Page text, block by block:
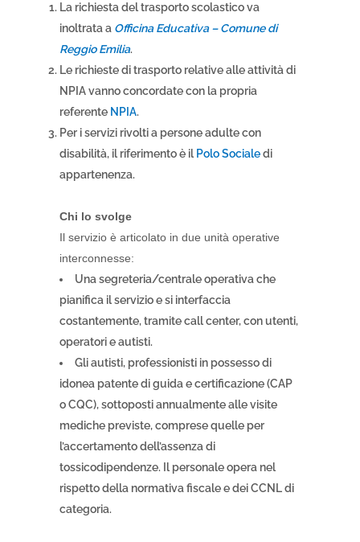
La richiesta del trasporto scolastico va
inoltrata a Officina Educativa – Comune di
Reggio Emilia.
Le richieste di trasporto relative alle attività di
NPIA vanno concordate con la propria
referente NPIA.
Per i servizi rivolti a persone adulte con
disabilità, il riferimento è il Polo Socialedi
appartenenza.
Chi lo svolge
Il servizio è articolato in due unità operative
interconnesse:
Una segreteria/centrale operativa che
pianifica il servizio e si interfaccia
costantemente, tramite call center, con utenti,
operatori e autisti.
Gli autisti, professionisti in possesso di
idonea patente di guida e certificazione (CAP
o CQC), sottoposti annualmente alle visite
mediche previste, comprese quelle per
l’accertamento dell’assenza di
tossicodipendenze. Il personale opera nel
rispetto della normativa fiscale e dei CCNL di
categoria.